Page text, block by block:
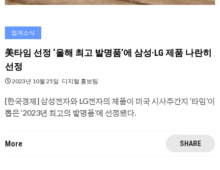
업계소식
美타임 선정 ‘올해 최고 발명품’에 삼성·LG 제품 나란히
선정
2023년 10월 25일 디지털 홍보팀
[한국경제] 삼성전자와 LG전자의 제품이 미국 시사주간지 ‘타임’이
뽑은 ‘2023년 최고의 발명품’에 선정됐다.
More SHARE